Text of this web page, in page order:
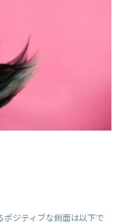
ジティブな側面は以下で